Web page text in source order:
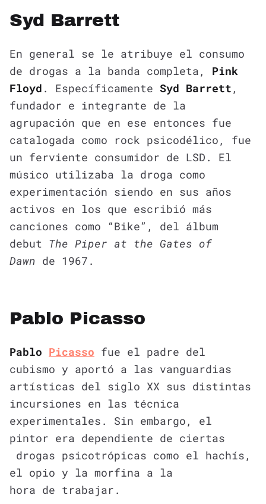
Syd Barrett
En general se le atribuye el consumo
de drogas a la banda completa, Pink
Floyd . Específicamente Syd Barrett ,
fundador e integrante de la
agrupación que en ese entonces fue
catalogada como rock psicodélico, fue
un ferviente consumidor de LSD. El
músico utilizaba la droga como
experimentación siendo en sus años
activos en los que escribió más
canciones como “Bike”, del álbum
debut The Piper at the Gates of
Dawn de 1967.
Pablo Picasso
Pablo Picasso fue el padre del
cubismo y aportó a las vanguardias
artísticas del siglo XX sus distintas
incursiones en las técnica
experimentales. Sin embargo, el
pintor era dependiente de ciertas
drogas psicotrópicas como el hachís,
el opio y la morfina a la
hora de trabajar.